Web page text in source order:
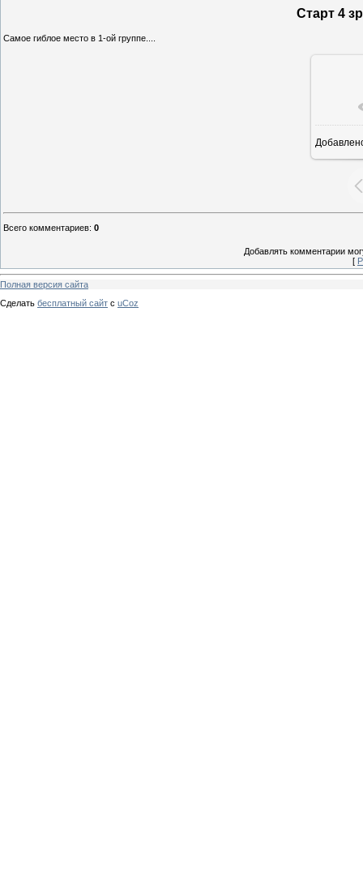
Старт 4
Самое гиблое место в 1-ой группе....
Всего комментариев: 0
Добавлять комментарии
[
Полная версия сайта
Сделать бесплатный сайт с uCoz